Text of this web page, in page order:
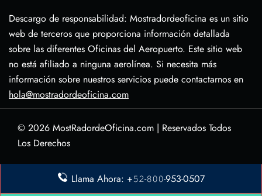
Descargo de responsabilidad: Mostradordeoficina es un sitio
web de terceros que proporciona información detallada
sobre las diferentes Oficinas del Aeropuerto. Este sitio web
no está afiliado a ninguna aerolínea. Si necesita más
información sobre nuestros servicios puede contactarnos en
hola@mostradordeoficina.com
© 2026 MostRadordeOficina.com | Reservados Todos
Los Derechos
Sobre Nosotras
Descargo de Responsabilidad
Llama Ahora: +𝟻𝟸-𝟾𝟶𝟶-953-0507